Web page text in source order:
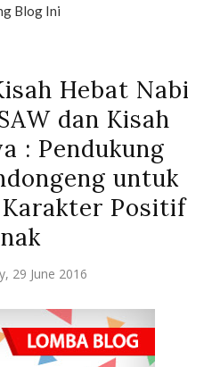
Blog Ini
Hebat Nabi
dan Kisah
: Pendukung
untuk
Positif
29 June 2016